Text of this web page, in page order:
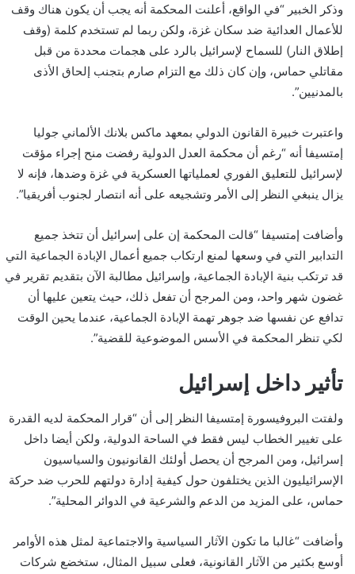
وذكر الخبير “في الواقع، أعلنت المحكمة أنه يجب أن يكون هناك وقف
للأعمال العدائية ضد سكان غزة، ولكن ربما لم تستخدم كلمة (وقف
إطلاق النار) للسماح لإسرائيل بالرد على هجمات محددة من قبل
مقاتلي حماس، وإن كان ذلك مع التزام صارم بتجنب إلحاق الأذى
بالمدنيين”.
واعتبرت خبيرة القانون الدولي بمعهد ماكس بلانك الألماني جوليا
إمتسيفا أنه “رغم أن محكمة العدل الدولية رفضت منح إجراء مؤقت
لإسرائيل للتعليق الفوري لعملياتها العسكرية في غزة وضدها، فإنه لا
يزال ينبغي النظر إلى الأمر وتشجيعه على أنه انتصار لجنوب أفريقيا”.
وأضافت إمتسيفا “قالت المحكمة إن على إسرائيل أن تتخذ جميع
التدابير التي في وسعها لمنع ارتكاب جميع أعمال الإبادة الجماعية التي
قد ترتكب بنية الإبادة الجماعية، وإسرائيل مطالبة الآن بتقديم تقرير في
غضون شهر واحد، ومن المرجح أن تفعل ذلك، حيث يتعين عليها أن
تدافع عن نفسها ضد جوهر تهمة الإبادة الجماعية، عندما يحين الوقت
لكي تنظر المحكمة في الأسس الموضوعية للقضية”.
تأثير داخل إسرائيل
ولفتت البروفيسورة إمتسيفا النظر إلى أن “قرار المحكمة لديه القدرة
على تغيير الخطاب ليس فقط في الساحة الدولية، ولكن أيضا داخل
إسرائيل، ومن المرجح أن يحصل أولئك القانونيون والسياسيون
الإسرائيليون الذين يختلفون حول كيفية إدارة دولتهم للحرب ضد حركة
حماس، على المزيد من الدعم والشرعية في الدوائر المحلية”.
وأضافت “غالبا ما تكون الآثار السياسية والاجتماعية لمثل هذه الأوامر
أوسع بكثير من الآثار القانونية، فعلى سبيل المثال، ستخضع شركات